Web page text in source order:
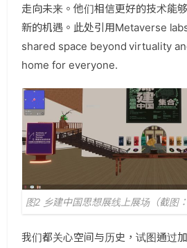
走向未来。他们相信更好的技术能
新的机遇。此处引用Metaverse
shared space beyond virtuality
home for everyone.
图2 乡建中国思想展线上展场（截图
我们都关心空间与历史，试图通过